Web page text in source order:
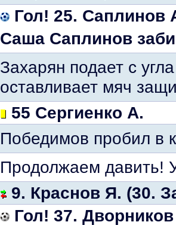
Гол! 25. Саплинов
Саша Саплинов
Захарян подает с
оставливает мяч
55 Сергиенко А.
Победимов пробил в
Продолжаем давить!
9. Краснов Я. (30.
Гол! 37.